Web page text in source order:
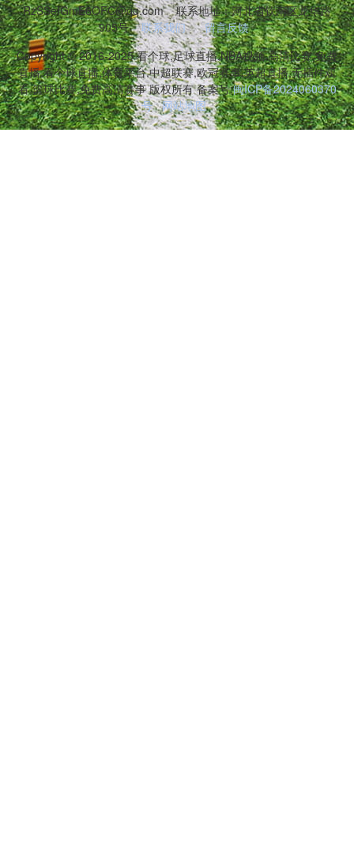
RzSSeIGmE6OFC@qq.com
联系地址：河北省钦南区龙华路
905号
联系我们
留言反馈
Copyright © 2016-2025 看个球,足球直播,NBA视频,高清比赛,免费
直播,看个球直播,体育平台,中超联赛,欧冠赛事,英超直播,无插件观
看,篮球比赛,免费高清赛事 版权所有 备案号:闽ICP备2024060370
号 网站地图